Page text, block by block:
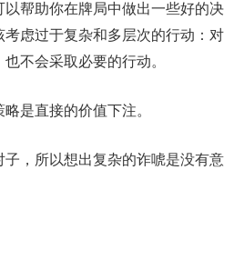
帮助你在牌局中做出一些好的决
虑过于复杂和多层次的行动：对
不会采取必要的行动。
是直接的价值下注。
，所以想出复杂的诈唬是没有意